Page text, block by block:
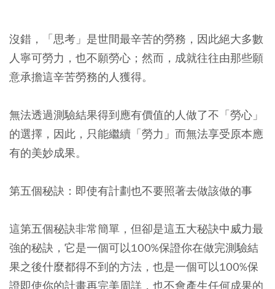
沒錯，「思考」是世間最辛苦的勞務，因此絕大多數
人寧可勞力，也不願勞心；然而，成就往往由那些願
意承擔這辛苦勞務的人獲得。
無法透過測驗結果得到應有價值的人做了不「勞心」
的選擇，因此，只能繼續「勞力」而無法享受原本應
有的美妙成果。
第五個秘訣：即使有計劃也不要照著去做該做的事
這第五個秘訣非常簡單，但卻是這五大秘訣中威力最
強的秘訣，它是一個可以100%保證你在做完測驗結
果之後什麼都得不到的方法，也是一個可以100%保
證即使你的計畫再完美周詳，也不會產生任何成果的